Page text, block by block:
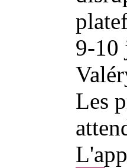
9-10
Les